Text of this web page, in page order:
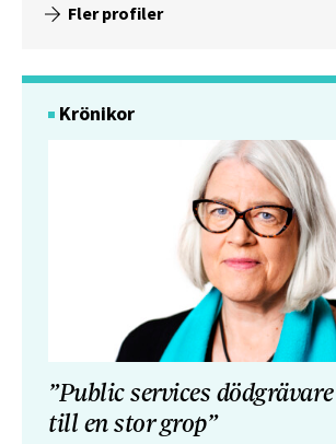
Fler profiler
Krönikor
”Public services
till en stor grop”